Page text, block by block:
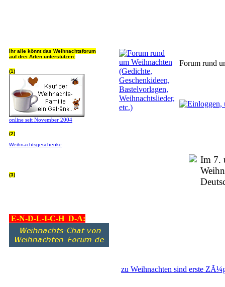
Ihr alle könnt das Weihnachtsforum
auf drei Arten unterstützen:
(1)
online seit November 2004
(2)
Weihnachtsgeschenke
(3)
E-N-D-L-I-C-H D-A:
Forum rund
Im 7.
zu Weihnachten sind erste